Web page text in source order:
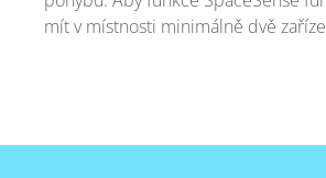
mít v místnosti minimálně dvě